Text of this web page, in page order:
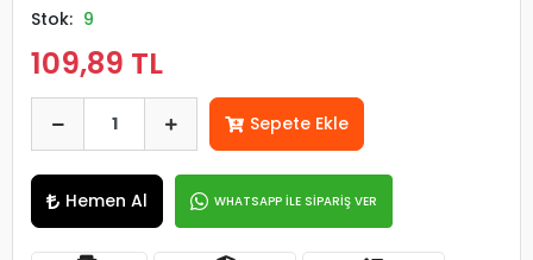
Stok: 9
109,89 TL
Sepete Ekle
Hemen Al WHATSAPP İLE SİPARİŞ VER